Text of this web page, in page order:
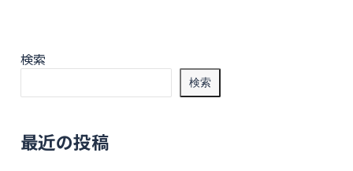
検索
検索
最近の投稿